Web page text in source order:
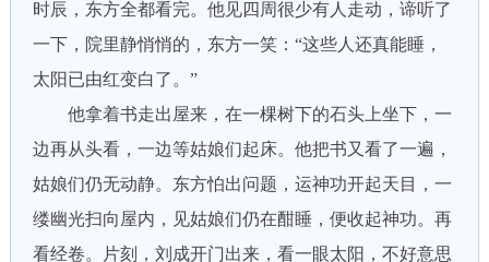
时辰，东方全都看完。他见四周很少有人走动，谛听了
一下，院里静悄悄的，东方一笑：“这些人还真能睡，
太阳已由红变白了。”
他拿着书走出屋来，在一棵树下的石头上坐下，一
边再从头看，一边等姑娘们起床。他把书又看了一遍，
姑娘们仍无动静。东方怕出问题，运神功开起天目，一
缕幽光扫向屋内，见姑娘们仍在酣睡，便收起神功。再
看经卷。片刻，刘成开门出来，看一眼太阳，不好意思